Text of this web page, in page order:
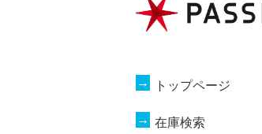
トップページ
在庫検索